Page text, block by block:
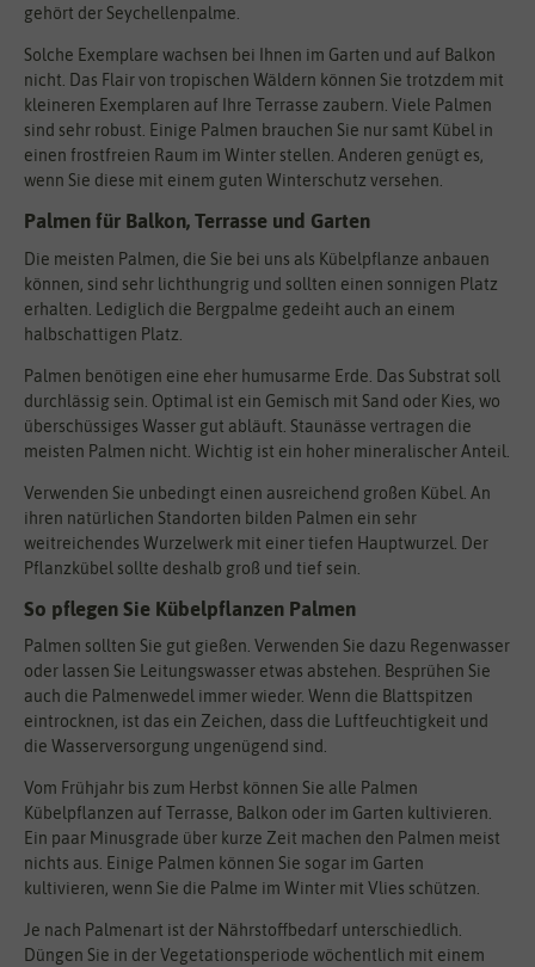
gehört der Seychellenpalme.
Solche Exemplare wachsen bei Ihnen im Garten und auf Balkon
nicht. Das Flair von tropischen Wäldern können Sie trotzdem mit
kleineren Exemplaren auf Ihre Terrasse zaubern. Viele Palmen
sind sehr robust. Einige Palmen brauchen Sie nur samt Kübel in
einen frostfreien Raum im Winter stellen. Anderen genügt es,
wenn Sie diese mit einem guten Winterschutz versehen.
Palmen für Balkon, Terrasse und Garten
Die meisten Palmen, die Sie bei uns als Kübelpflanze anbauen
können, sind sehr lichthungrig und sollten einen sonnigen Platz
erhalten. Lediglich die Bergpalme gedeiht auch an einem
halbschattigen Platz.
Palmen benötigen eine eher humusarme Erde. Das Substrat soll
durchlässig sein. Optimal ist ein Gemisch mit Sand oder Kies, wo
überschüssiges Wasser gut abläuft. Staunässe vertragen die
meisten Palmen nicht. Wichtig ist ein hoher mineralischer Anteil.
Verwenden Sie unbedingt einen ausreichend großen Kübel. An
ihren natürlichen Standorten bilden Palmen ein sehr
weitreichendes Wurzelwerk mit einer tiefen Hauptwurzel. Der
Pflanzkübel sollte deshalb groß und tief sein.
So pflegen Sie Kübelpflanzen Palmen
Palmen sollten Sie gut gießen. Verwenden Sie dazu Regenwasser
oder lassen Sie Leitungswasser etwas abstehen. Besprühen Sie
auch die Palmenwedel immer wieder. Wenn die Blattspitzen
eintrocknen, ist das ein Zeichen, dass die Luftfeuchtigkeit und
die Wasserversorgung ungenügend sind.
Vom Frühjahr bis zum Herbst können Sie alle Palmen
Kübelpflanzen auf Terrasse, Balkon oder im Garten kultivieren.
Ein paar Minusgrade über kurze Zeit machen den Palmen meist
nichts aus. Einige Palmen können Sie sogar im Garten
kultivieren, wenn Sie die Palme im Winter mit Vlies schützen.
Je nach Palmenart ist der Nährstoffbedarf unterschiedlich.
Düngen Sie in der Vegetationsperiode wöchentlich mit einem